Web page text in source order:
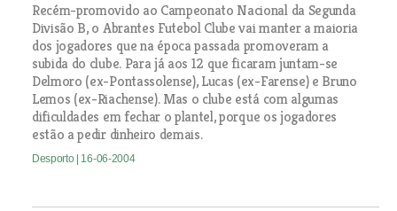
Recém-promovido ao Campeonato Nacional da Segunda
Divisão B, o Abrantes Futebol Clube vai manter a maioria
dos jogadores que na época passada promoveram a
subida do clube. Para já aos 12 que ficaram juntam-se
Delmoro (ex-Pontassolense), Lucas (ex-Farense) e Bruno
Lemos (ex-Riachense). Mas o clube está com algumas
dificuldades em fechar o plantel, porque os jogadores
estão a pedir dinheiro demais.
Desporto | 16-06-2004